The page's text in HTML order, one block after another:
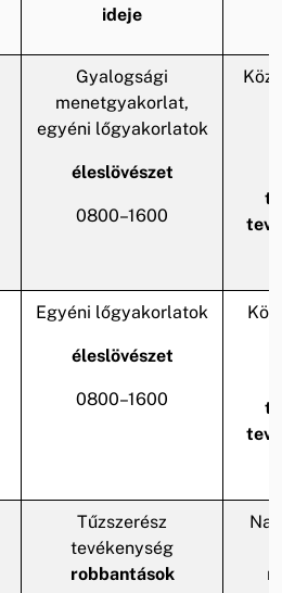
ideje
Gyalogsági
menetgyakorlat,
egyéni lőgyakorlatok
éleslövészet
0800–1600
Egyéni lőgyakorlatok
éleslövészet
0800–1600
Tűzszerész
tevékenység
robbantások